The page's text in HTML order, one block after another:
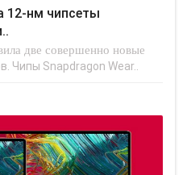
две совершенно новые
Чипы Snapdragon Wear..